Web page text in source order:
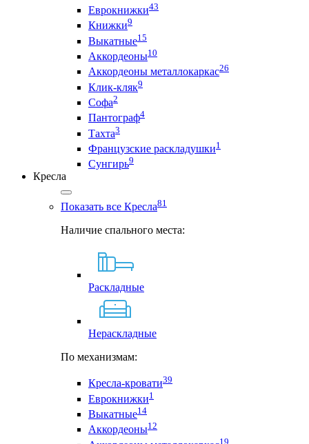
Еврокнижки43
Книжки9
Выкатные15
Аккордеоны10
Аккордеоны металлокаркас26
Клик-кляк9
Софа2
Пантограф4
Тахта3
Французские раскладушки1
Сунгирь9
Кресла
Показать все Кресла81
Наличие спального места:
Раскладные
Нераскладные
По механизмам:
Кресла-кровати39
Еврокнижки1
Выкатные14
Аккордеоны12
19